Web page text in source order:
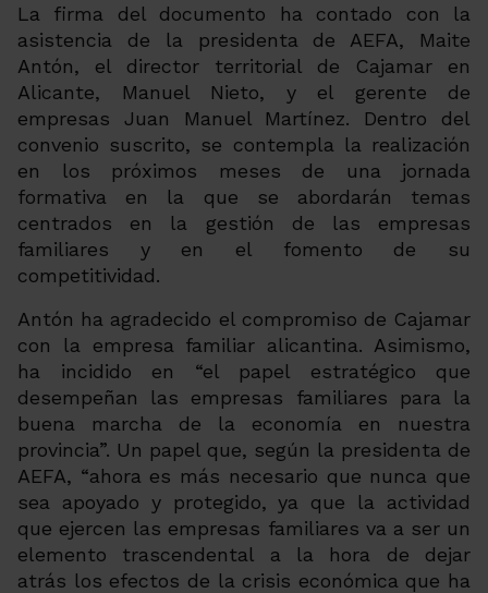
La firma del documento ha contado con la
asistencia de la presidenta de AEFA, Maite
Antón, el director territorial de Cajamar en
Alicante, Manuel Nieto, y el gerente de
empresas Juan Manuel Martínez. Dentro del
convenio suscrito, se contempla la realización
en los próximos meses de una jornada
formativa en la que se abordarán temas
centrados en la gestión de las empresas
familiares y en el fomento de su
competitividad.
Antón ha agradecido el compromiso de Cajamar
con la empresa familiar alicantina. Asimismo,
ha incidido en “el papel estratégico que
desempeñan las empresas familiares para la
buena marcha de la economía en nuestra
provincia”. Un papel que, según la presidenta de
AEFA, “ahora es más necesario que nunca que
sea apoyado y protegido, ya que la actividad
que ejercen las empresas familiares va a ser un
elemento trascendental a la hora de dejar
atrás los efectos de la crisis económica que ha